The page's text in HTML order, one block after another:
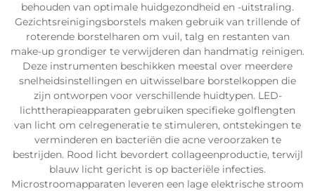
behouden van optimale huidgezondheid en -uitstraling.
Gezichtsreinigingsborstels maken gebruik van trillende of
roterende borstelharen om vuil, talg en restanten van
make-up grondiger te verwijderen dan handmatig reinigen.
Deze instrumenten beschikken meestal over meerdere
snelheidsinstellingen en uitwisselbare borstelkoppen die
zijn ontworpen voor verschillende huidtypen. LED-
lichttherapieapparaten gebruiken specifieke golflengten
van licht om celregeneratie te stimuleren, ontstekingen te
verminderen en bacteriën die acne veroorzaken te
bestrijden. Rood licht bevordert collageenproductie, terwijl
blauw licht gericht is op bacteriële infecties.
Microstroomapparaten leveren een lage elektrische stroom